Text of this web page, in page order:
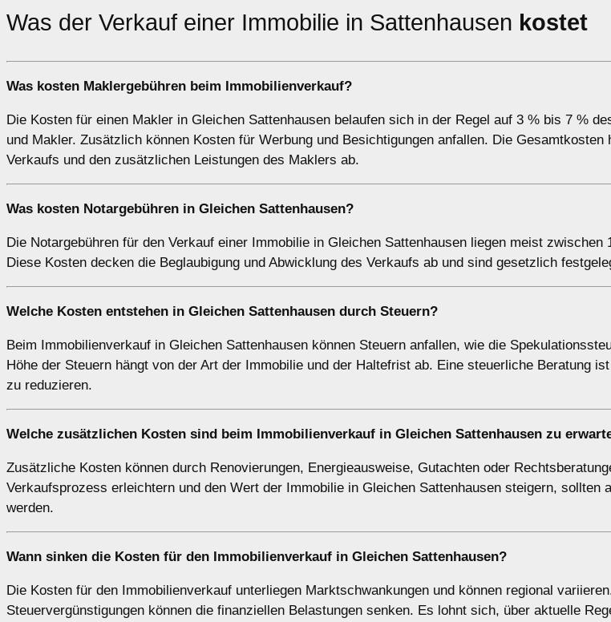
Was der Verkauf einer Immobilie in Sattenhausen kostet
Was kosten Maklergebühren beim Immobilienverkauf?
Die Kosten für einen Makler in Gleichen Sattenhausen belaufen sich in der Regel auf 3 % bis 7 %
und Makler. Zusätzlich können Kosten für Werbung und Besichtigungen anfallen. Die Gesamtkosten
Verkaufs und den zusätzlichen Leistungen des Maklers ab.
Was kosten Notargebühren in Gleichen Sattenhausen?
Die Notargebühren für den Verkauf einer Immobilie in Gleichen Sattenhausen liegen meist
Diese Kosten decken die Beglaubigung und Abwicklung des Verkaufs ab und sind gesetzlich
Welche Kosten entstehen in Gleichen Sattenhausen durch Steuern?
Beim Immobilienverkauf in Gleichen Sattenhausen können Steuern anfallen, wie die
Höhe der Steuern hängt von der Art der Immobilie und der Haltefrist ab. Eine steuerliche Beratung
zu reduzieren.
Welche zusätzlichen Kosten sind beim Immobilienverkauf in Gleichen Sattenhausen zu
Zusätzliche Kosten können durch Renovierungen, Energieausweise, Gutachten oder
Verkaufsprozess erleichtern und den Wert der Immobilie in Gleichen Sattenhausen steigern, sollten
werden.
Wann sinken die Kosten für den Immobilienverkauf in Gleichen Sattenhausen?
Die Kosten für den Immobilienverkauf unterliegen Marktschwankungen und können regional
Steuervergünstigungen können die finanziellen Belastungen senken. Es lohnt sich, über aktuelle